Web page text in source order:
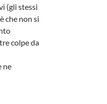
(gli stessi
che non si
colpe da
ne